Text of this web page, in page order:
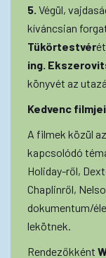
5. Végül,
kíváncsian
Tükörtestvér
ing.
könyvét az
Kedvenc
A filmek közül
kapcsolódó
Holiday-ről,
Chaplinről,
dokumentum/
lekötnek.
Rendezőkként